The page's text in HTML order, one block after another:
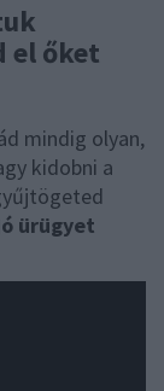
el őket
mindig olyan,
kidobni a
ürügyet